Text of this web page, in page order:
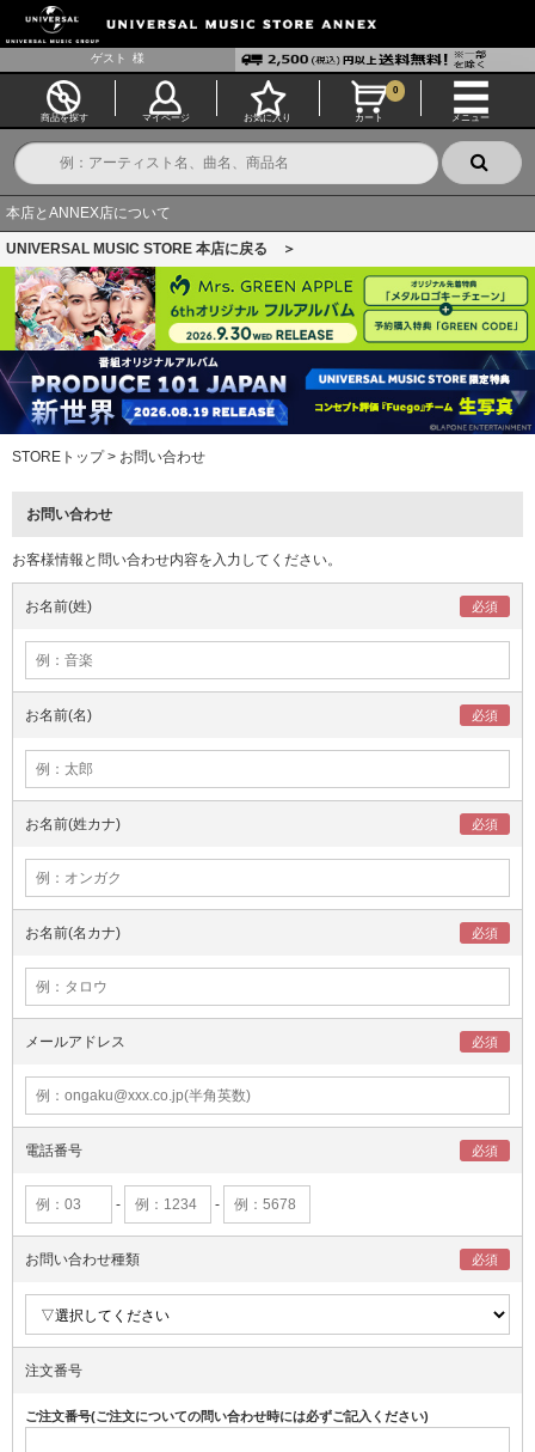
ゲスト 様
商品を探す マイページ お気に入り カート
0
メニュー
本店とANNEX店について
UNIVERSAL MUSIC STORE 本店に戻る ＞
STOREトップ> お問い合わせ
お問い合わせ
お客様情報と問い合わせ内容を入力してください。
お名前(姓)
お名前(名)
お名前(姓カナ)
お名前(名カナ)
メールアドレス
電話番号
- -
お問い合わせ種類
注文番号
ご注文番号(ご注文についての問い合わせ時には必ずご記入ください)